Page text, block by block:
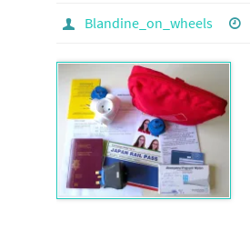
Blandine_on_wheels